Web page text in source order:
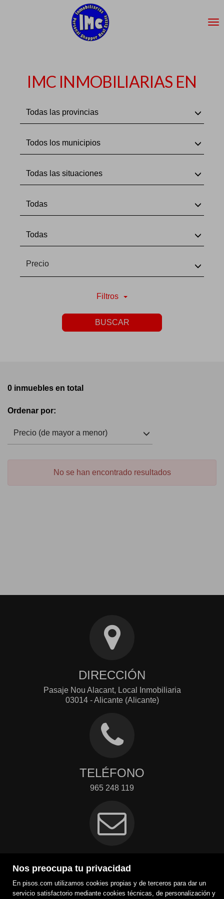
Nos preocupa tu privacidad
En pisos.com utilizamos cookies propias y de terceros para dar un
servicio satisfactorio mediante cookies técnicas, de personalización y
IMC INMOBILIARIAS EN
Todas las provincias
Todos los municipios
Todas las situaciones
Todas
Todas
Precio
Filtros
BUSCAR
0 inmuebles en total
Ordenar por:
Precio (de mayor a menor)
No se han encontrado resultados
DIRECCIÓN
Pasaje Nou Alacant, Local Inmobiliaria
03014 - Alicante (Alicante)
TELÉFONO
965 248 119
info@inmobiliariasimc.com
Contacto